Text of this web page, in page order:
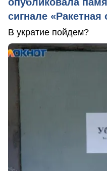
сигнале «Ракетная
В укратие пойдем?